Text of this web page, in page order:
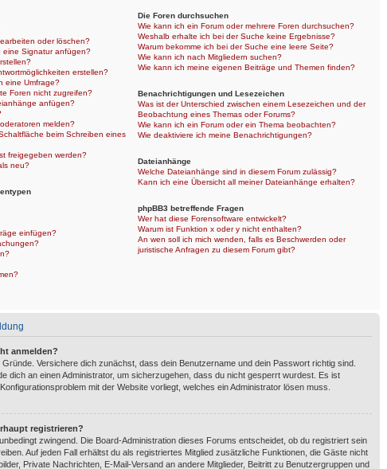
oder löschen?
eine Signatur anfügen?
erstellen?
eine Umfrage?
Foren nicht zugreifen?
anfügen?
melden?
beim Schreiben eines
freigegeben werden?
neu?
einfügen?
Die Foren durchsuchen
Wie kann ich ein Forum oder mehrere Foren durchsuchen?
Weshalb erhalte ich bei der Suche keine Ergebnisse?
Warum bekomme ich bei der Suche eine leere Seite?
Wie kann ich nach Mitgliedern suchen?
Wie kann ich meine eigenen Beiträge und Themen finden?
Benachrichtigungen und Lesezeichen
Was ist der Unterschied zwischen einem Lesezeichen und der
Beobachtung eines Themas oder Forums?
Wie kann ich ein Forum oder ein Thema beobachten?
Wie deaktiviere ich meine Benachrichtigungen?
Dateianhänge
Welche Dateianhänge sind in diesem Forum zulässig?
Kann ich eine Übersicht all meiner Dateianhänge erhalten?
phpBB3 betreffende Fragen
Wer hat diese Forensoftware entwickelt?
Warum ist Funktion x oder y nicht enthalten?
An wen soll ich mich wenden, falls es Beschwerden oder
juristische Anfragen zu diesem Forum gibt?
anmelden?
Versichere dich zunächst, dass dein Benutzername und dein Passwort richtig sind.
dich an einen Administrator, um sicherzugehen, dass du nicht gesperrt wurdest. Es ist
mit der Website vorliegt, welches ein Administrator lösen muss.
registrieren?
zwingend. Die Board-Administration dieses Forums entscheidet, ob du registriert sein
Auf jeden Fall erhältst du als registriertes Mitglied zusätzliche Funktionen, die Gäste nicht
Private Nachrichten, E-Mail-Versand an andere Mitglieder, Beitritt zu Benutzergruppen und